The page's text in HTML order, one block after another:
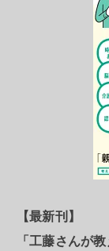
【最新刊】
「工藤さんが